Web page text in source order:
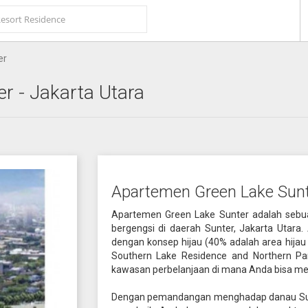
- Jakarta Utara
Apartemen Green Lake
Apartemen Green Lake Sunter adalah
bergengsi di daerah Sunter, Jakarta
dengan konsep hijau (40% adalah area
Southern Lake Residence and Northern
kawasan perbelanjaan di mana Anda bisa
Dengan pemandangan menghadap danau